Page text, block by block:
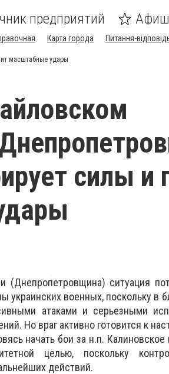
предприятий
Карта города Питання-
масштабные удары
силы и
(Днепропетровщина) ситуация
украинских военных, поскольку
атаками и серьезными
Но враг активно готовится к
начать бои за н.п.
целью, поскольку
действий.